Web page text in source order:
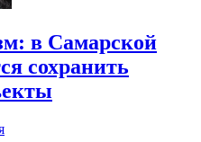
в Самарской
сохранить